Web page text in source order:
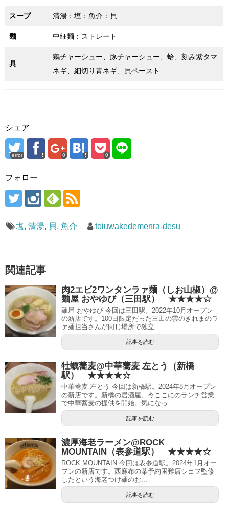
スープ 清湯：塩：魚介：貝
麺 中細麺：ストレート
具
鶏チャーシュー、豚チャーシュー、蛤、刻み紫タマ
ネギ、細切り青ネギ、貝ペースト
シェア
error 0 0
フォロー
塩, 清湯, 貝, 魚介 toiuwakedemenra-desu
関連記事
肉2エビ2ワンタンラァ麺（しお山椒）@
麺屋 おやゆび（三田駅） ★★★★☆
麺屋 おやゆび 今回は三田駅。2022年10月オープン
の新店です。100日限定だった三田の雲のきれまのラ
ァ麺担当さんが同じ場所で独立...
記事を読む
牡蠣蕎麦@中華蕎麦 左とう（新橋
駅） ★★★★☆
中華蕎麦 左とう 今回は新橋駅。2024年8月オープン
の新店です。新橋の居酒屋、今ここにのランチ営業
で中華蕎麦の提供を開始。気になっ...
記事を読む
濃厚海老ラーメン@ROCK
MOUNTAIN（表参道駅） ★★★★☆
ROCK MOUNTAIN 今回は表参道駅。2024年1月オー
プンの新店です。西麻布の某予約困難店シェフ監修
したという海老つけ麺のお...
記事を読む